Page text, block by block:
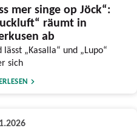
mer singe op Jöck“:
räumt in
ab
lässt „Kasalla“ und „Lupo“
sich